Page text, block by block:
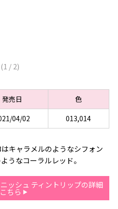
(1 /2)
発売日
色
04/02 013,014
キャラメルのようなシフォン
うなコーラルレッド。
ッシュ ティントリップの詳細
ちら